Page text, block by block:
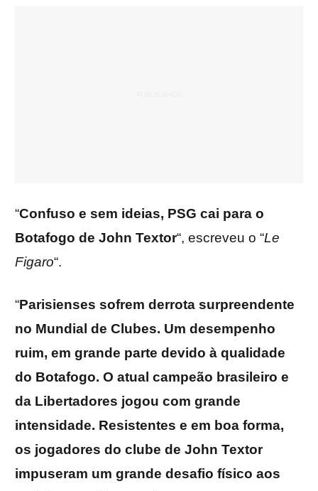
“Confuso e sem ideias, PSG cai para o
Botafogo de John Textor“, escreveu o “Le
Figaro“.
“Parisienses sofrem derrota surpreendente
no Mundial de Clubes. Um desempenho
ruim, em grande parte devido à qualidade
do Botafogo. O atual campeão brasileiro e
da Libertadores jogou com grande
intensidade. Resistentes e em boa forma,
os jogadores do clube de John Textor
impuseram um grande desafio físico aos